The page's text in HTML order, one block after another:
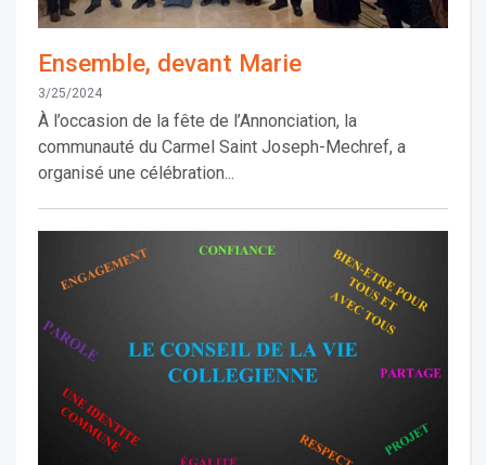
Ensemble, devant Marie
3/25/2024
À l’occasion de la fête de l’Annonciation, la
communauté du Carmel Saint Joseph-Mechref, a
organisé une célébration...